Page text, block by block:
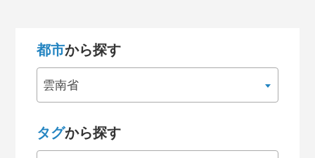
都市から探す
雲南省
タグから探す